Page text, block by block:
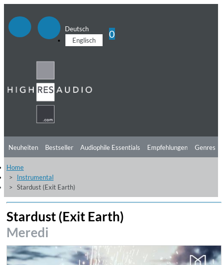
Deutsch
Englisch
0
Neuheiten Bestseller Audiophile Essentials Empfehlungen
Hörtipps
Videos
Genres
Home
Instrumental
Stardust (Exit Earth)
Stardust (Exit Earth)
Meredi